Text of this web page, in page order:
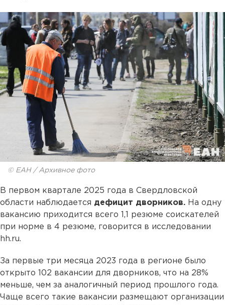
© ЕАН / Архивное фото
В первом квартале 2025 года в Свердловской
области наблюдается дефицит дворников. На одну
вакансию приходится всего 1,1 резюме соискателей
при норме в 4 резюме, говорится в исследовании
hh.ru.
За первые три месяца 2023 года в регионе было
открыто 102 вакансии для дворников, что на 28%
меньше, чем за аналогичный период прошлого года.
Чаще всего такие вакансии размещают организации